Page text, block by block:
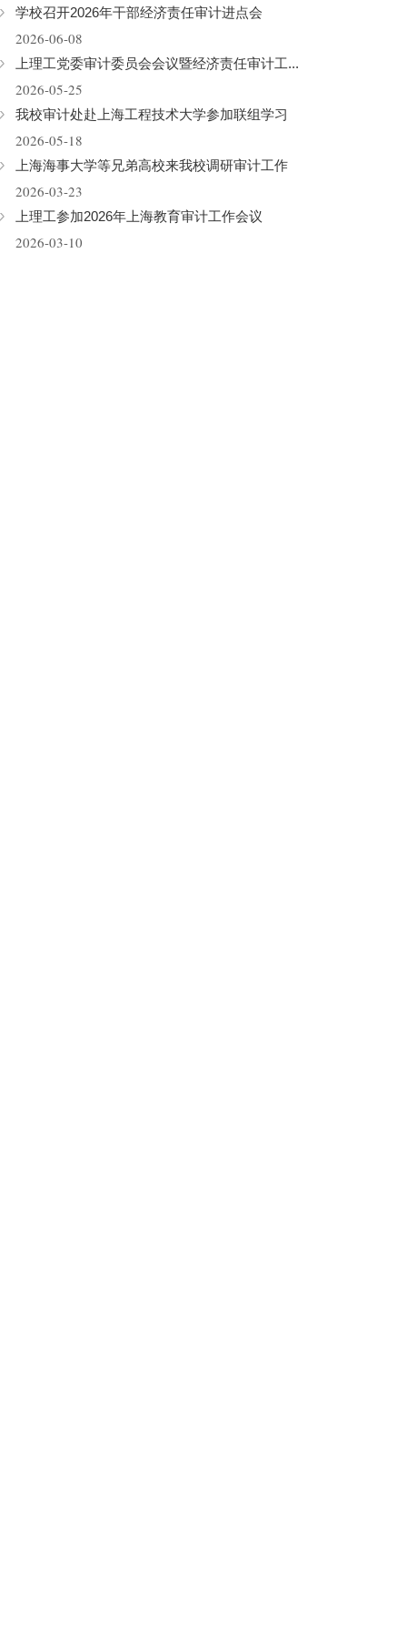
学校召开2026年干部经济责任审计进点会
2026-06-08
上理工党委审计委员会会议暨经济责任审计工...
2026-05-25
我校审计处赴上海工程技术大学参加联组学习
2026-05-18
上海海事大学等兄弟高校来我校调研审计工作
2026-03-23
上理工参加2026年上海教育审计工作会议
2026-03-10